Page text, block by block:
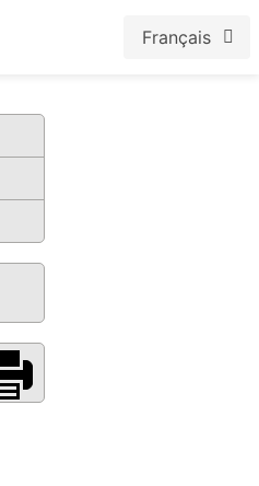
Français